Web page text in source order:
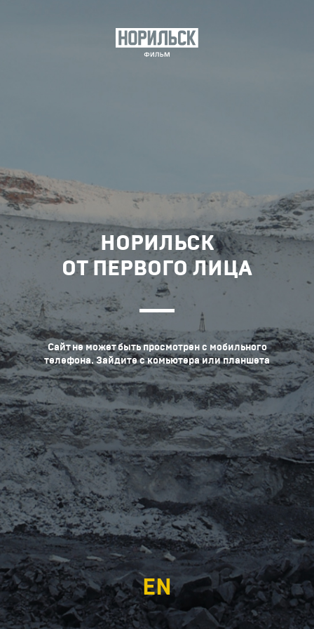
НОРИЛЬСК
ОТ ПЕРВОГО ЛИЦА
Сайт не может быть просмотрен с мобильного
телефона. Зайдите с комьютера или планшета
EN